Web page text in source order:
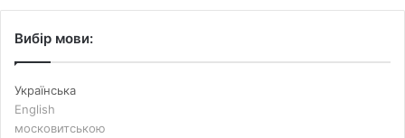
Вибір мови:
Українська
English
московитською